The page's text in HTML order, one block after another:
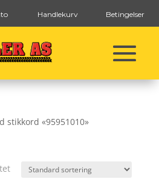
Handlekurv Betingelser
stikkord «95951010»